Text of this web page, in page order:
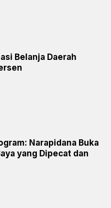
Belanja Daerah
Narapidana Buka
yang Dipecat dan